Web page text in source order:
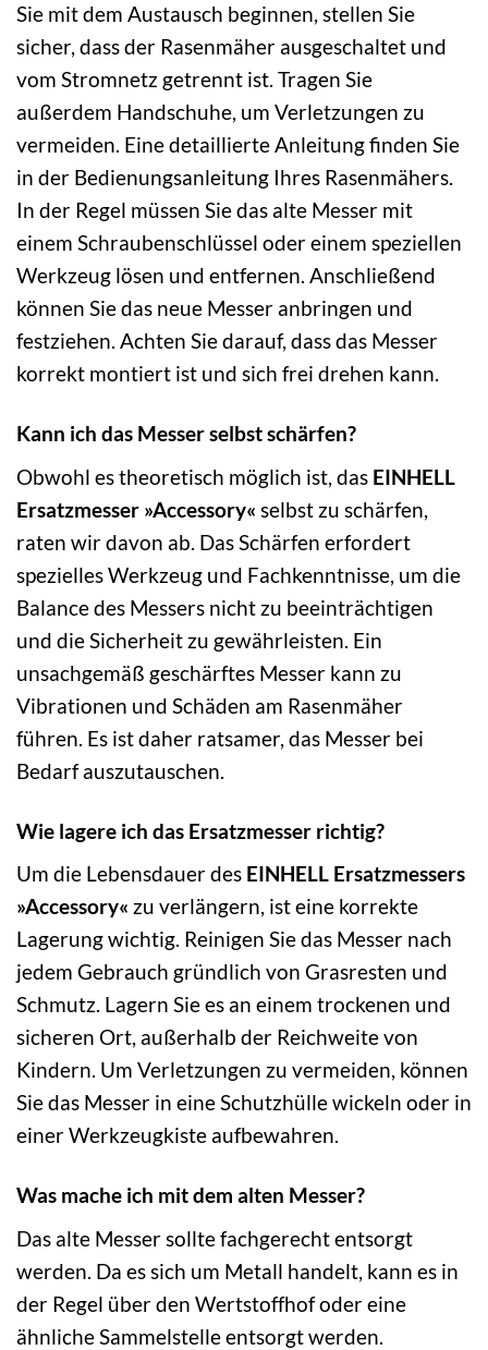
Sie mit dem Austausch beginnen, stellen Sie
sicher, dass der Rasenmäher ausgeschaltet und
vom Stromnetz getrennt ist. Tragen Sie
außerdem Handschuhe, um Verletzungen zu
vermeiden. Eine detaillierte Anleitung finden Sie
in der Bedienungsanleitung Ihres Rasenmähers.
In der Regel müssen Sie das alte Messer mit
einem Schraubenschlüssel oder einem speziellen
Werkzeug lösen und entfernen. Anschließend
können Sie das neue Messer anbringen und
festziehen. Achten Sie darauf, dass das Messer
korrekt montiert ist und sich frei drehen kann.
Kann ich das Messer selbst schärfen?
Obwohl es theoretisch möglich ist, das EINHELL
Ersatzmesser »Accessory« selbst zu schärfen,
raten wir davon ab. Das Schärfen erfordert
spezielles Werkzeug und Fachkenntnisse, um die
Balance des Messers nicht zu beeinträchtigen
und die Sicherheit zu gewährleisten. Ein
unsachgemäß geschärftes Messer kann zu
Vibrationen und Schäden am Rasenmäher
führen. Es ist daher ratsamer, das Messer bei
Bedarf auszutauschen.
Wie lagere ich das Ersatzmesser richtig?
Um die Lebensdauer des EINHELL Ersatzmessers
»Accessory« zu verlängern, ist eine korrekte
Lagerung wichtig. Reinigen Sie das Messer nach
jedem Gebrauch gründlich von Grasresten und
Schmutz. Lagern Sie es an einem trockenen und
sicheren Ort, außerhalb der Reichweite von
Kindern. Um Verletzungen zu vermeiden, können
Sie das Messer in eine Schutzhülle wickeln oder in
einer Werkzeugkiste aufbewahren.
Was mache ich mit dem alten Messer?
Das alte Messer sollte fachgerecht entsorgt
werden. Da es sich um Metall handelt, kann es in
der Regel über den Wertstoffhof oder eine
ähnliche Sammelstelle entsorgt werden.